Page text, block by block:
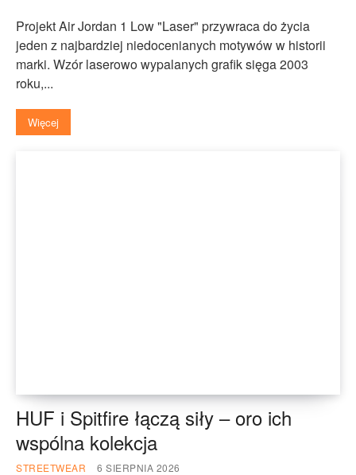
Projekt Air Jordan 1 Low "Laser" przywraca do życia
jeden z najbardziej niedocenianych motywów w historii
marki. Wzór laserowo wypalanych grafik sięga 2003
roku,...
Więcej
HUF i Spitfire łączą siły – oro ich
wspólna kolekcja
STREETWEAR 6 SIERPNIA 2026